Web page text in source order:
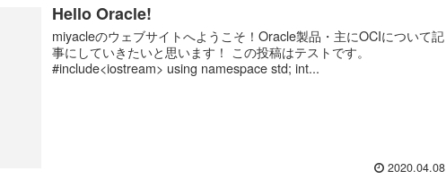
Hello Oracle!
miyacleのウェブサイトへようこそ！Oracle製品・主にOCIについて記
事にしていきたいと思います！ この投稿はテストです。
#include<iostream> using namespace std; int...
2020.04.08